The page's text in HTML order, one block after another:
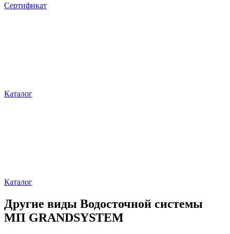
Сертификат
Каталог
Каталог
Другие виды Водосточной системы
МП GRANDSYSTEM